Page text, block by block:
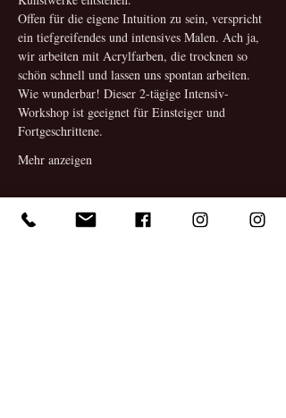
Offen für die eigene Intuition zu sein, verspricht
ein tiefgreifendes und intensives Malen. Ach ja,
wir arbeiten mit Acrylfarben, die trocknen so
schön schnell und lassen uns spontan arbeiten.
Wie wunderbar! Dieser 2-tägige Intensiv-
Workshop ist geeignet für Einsteiger und
Fortgeschrittene.
Mehr anzeigen
Tickets